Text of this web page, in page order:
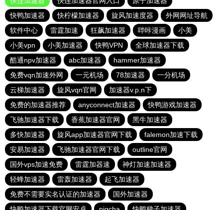
快鸭加速器
快柠檬加速器 旋风加速度器
外网网址导航
软件中心
雷霆加速 狂飙加速器 哔咔漫画
小美
小美vpn
小美加速器 快鸭VPN
全球加速器下载
酷通npv加速器
abc加速器
hammer加速器
免费vqn加速外网
一元机场 78加速器
一分机场
云梯加速器
旋风vqn官网
加速器v.p.n下
免费的加速器推荐
anyconnect加速器
快鸭游戏加速器
飞驰加速器下载
香蕉加速器官网
黑牛加速器
多快加速器
旋风app加速器官网下载
falemon加速下载
安易加速器
飞驰加速器官网下载
outline官网
国外vps加速免费
雷霆加器速
神灯加速加速器
轻蜂加速器
雷轰加速器
起飞加速器
免费不需要实名认证的加速器
国外加速器